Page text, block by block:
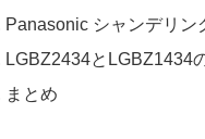
Panasonic シャンデリ
LGBZ2434とLGBZ1434
まとめ